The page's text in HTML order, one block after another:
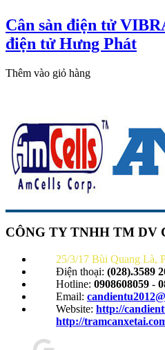
Cân sàn điện tử
điện tử Hưng Phát
Thêm vào giỏ hàng
CÔNG TY TNHH TM DV
25/3/17 Bùi Quang Là,
Điện thoại: (028).3589
Hotline: 0908608059 -
Email:
Website: http://
http://